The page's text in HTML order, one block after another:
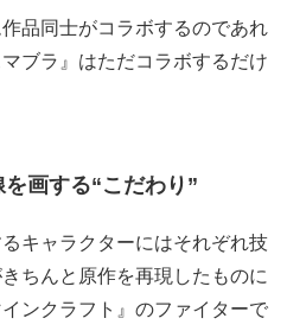
品同士がコラボするのであれ
ブラ』はただコラボするだけ
画する“こだわり”
キャラクターにはそれぞれ技
ちんと原作を再現したものに
ンクラフト』のファイターで